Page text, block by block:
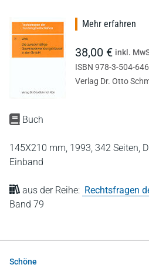
Buch
145X210 mm, 1993, 342 Seiten,
Einband
aus der Reihe: Rechtsfragen
Band 79
Mehr erfahren
38,00 € inkl.
ISBN 978-3-504-
Verlag Dr. Otto
Schöne